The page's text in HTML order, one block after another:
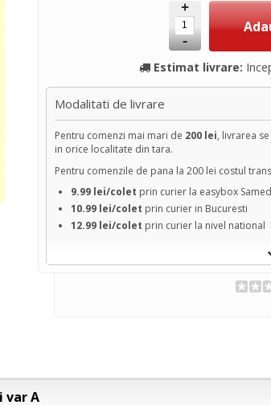
+
-
Estimat livrare:
Modalitati de livrare
Pentru comenzi mai mari de 200 lei, livrarea
in orice localitate din tara.
Pentru comenzile de pana la 200 lei costul
9.99 lei/colet prin curier la easybox
10.99 lei/colet prin curier in Bucuresti
12.99 lei/colet prin curier la nivel national
var A